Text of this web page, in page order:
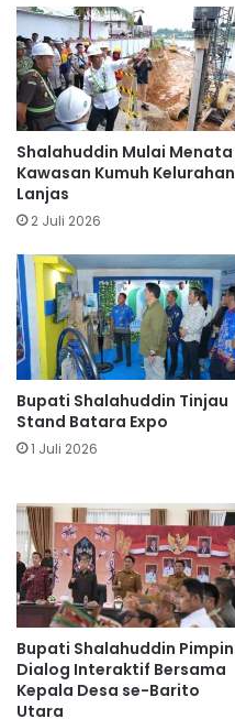
Shalahuddin Mulai Menata
Kawasan Kumuh Kelurahan
Lanjas
2 Juli 2026
Bupati Shalahuddin Tinjau
Stand Batara Expo
1 Juli 2026
Bupati Shalahuddin Pimpin
Dialog Interaktif Bersama
Kepala Desa se-Barito
Utara